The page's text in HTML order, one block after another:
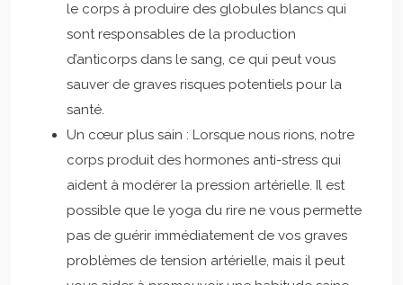
le corps à produire des globules blancs qui
sont responsables de la production
d’anticorps dans le sang, ce qui peut vous
sauver de graves risques potentiels pour la
santé.
Un cœur plus sain : Lorsque nous rions, notre
corps produit des hormones anti-stress qui
aident à modérer la pression artérielle. Il est
possible que le yoga du rire ne vous permette
pas de guérir immédiatement de vos graves
problèmes de tension artérielle, mais il peut